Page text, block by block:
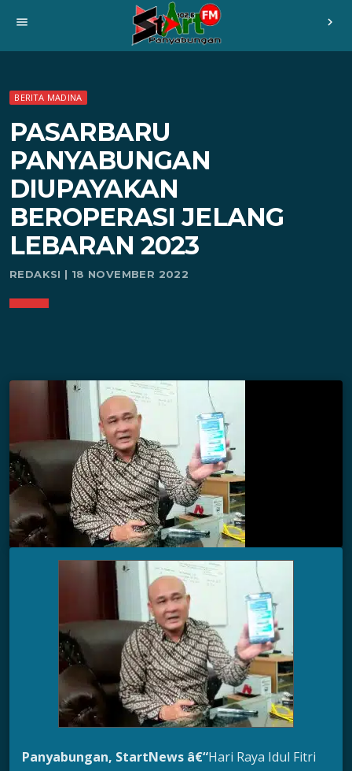
menu chevron_right
BERITA MADINA
PASARBARU
PANYABUNGAN
DIUPAYAKAN
BEROPERASI JELANG
LEBARAN 2023
REDAKSI | 18 NOVEMBER 2022
Panyabungan, StartNews â€“Hari Raya Idul Fitri